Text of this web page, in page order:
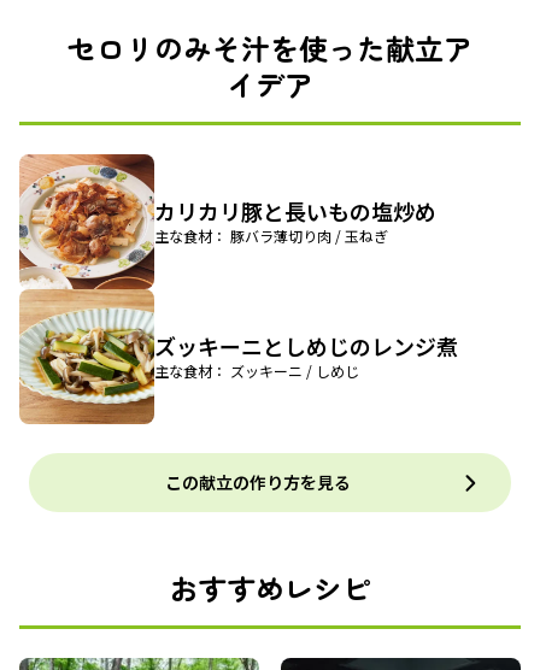
セロリのみそ汁を使った献立ア
イデア
カリカリ豚と長いもの塩炒め
主な食材： 豚バラ薄切り肉 / 玉ねぎ
ズッキーニとしめじのレンジ煮
主な食材： ズッキーニ / しめじ
この献立の作り方を見る
おすすめレシピ